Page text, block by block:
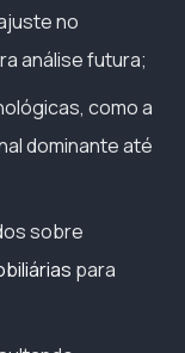
no
análise futura;
como a
dominante até
sobre
para